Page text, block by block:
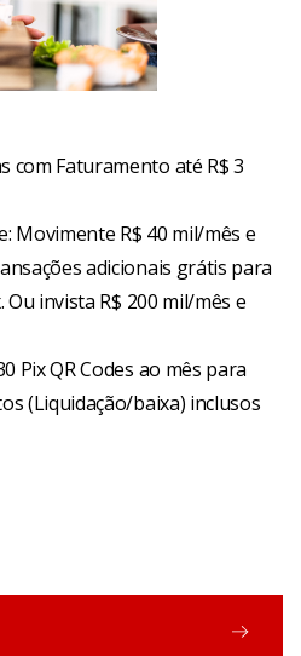
com Faturamento até R$ 3
Movimente R$ 40 mil/mês e
adicionais grátis para
invista R$ 200 mil/mês e
Pix QR Codes ao mês para
(Liquidação/baixa) inclusos